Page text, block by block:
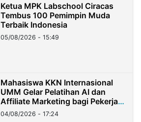
Ketua MPK Labschool Ciracas
Tembus 100 Pemimpin Muda
Terbaik Indonesia
05/08/2026 - 15:49
Mahasiswa KKN Internasional
UMM Gelar Pelatihan AI dan
Affiliate Marketing bagi Pekerja
Migran Indonesia di Taiwan
04/08/2026 - 17:24